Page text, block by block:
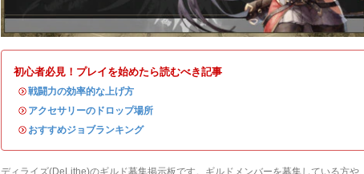
初心者必見！プレイを始めたら読むべき記事
・戦闘力の効率的な上げ方
・ アクセサリーのドロップ場所
・ おすすめジョブランキング
ディライズ(DeLithe)のギルド募集掲示板です。ギルドメンバーを募集している方や、